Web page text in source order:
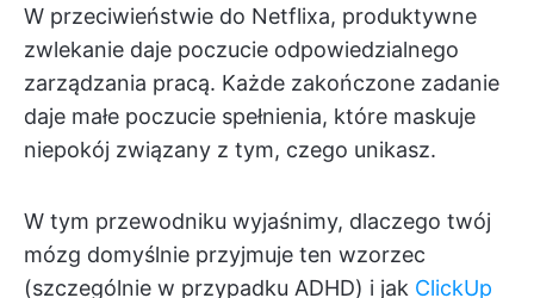
W przeciwieństwie do Netflixa, produktywne
zwlekanie daje poczucie odpowiedzialnego
zarządzania pracą. Każde zakończone zadanie
daje małe poczucie spełnienia, które maskuje
niepokój związany z tym, czego unikasz.
W tym przewodniku wyjaśnimy, dlaczego twój
mózg domyślnie przyjmuje ten wzorzec
(szczególnie w przypadku ADHD) i jak ClickUp